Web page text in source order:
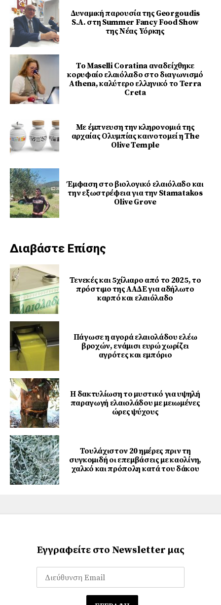
Δυναμική παρουσία της Georgoudis
S.A. στη Summer Fancy Food Show
της Νέας Υόρκης
To Maselli Coratina αναδείχθηκε
κορυφαίο ελαιόλαδο στο διαγωνισμό
Athena, καλύτερο ελληνικό το Terra
Creta
Με έμπνευση την κληρονομιά της
αρχαίας Ολυμπίας καινοτομεί η The
Olive Temple
Έμφαση στο βιολογικό ελαιόλαδο και
την εξωστρέφεια για την Stamatakos
Olive Grove
Διαβάστε Επίσης
Τενεκές και 5χίλιαρο από το 2025, το
πρόστιμο της ΑΑΔΕ για αδήλωτο
καρπό και ελαιόλαδο
Πάγωσε η αγορά ελαιολάδου ελέω
βροχών, ενάμισι ευρώ χωρίζει
αγρότες και εμπόριο
Η δακτυλίωση το μυστικό για υψηλή
παραγωγή ελαιολάδου με μειωμένες
ώρες ψύχους
Τουλάχιστον 20 ημέρες πριν τη
συγκομιδή οι επεμβάσεις με καολίνη,
χαλκό και πρόπολη κατά του δάκου
Εγγραφείτε στο Newsletter μας